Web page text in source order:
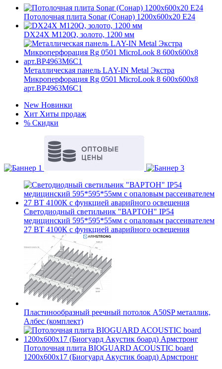
Потолочная плита Sonar (Сонар) 1200x600x20 E24
DX24X M120Q, золото, 1200 мм
Металлическая панель LAY-IN Metal Экстра
Микроперфорация Rg 0501 MicroLook 8 600x600x8
арт.BP4963M6C1
New Новинки
Хит Хиты продаж
% Скидки
Светодиодный светильник "ВАРТОН" IP54
медицинский 595*595*55мм с опаловым рассеивателем
27 ВТ 4100К с функцией аварийного освещения
Пластинообразный реечный потолок A50SP металлик,
Албес (комплект)
Потолочная плита BIOGUARD ACOUSTIC board
1200x600x17 (Биогуард Акустик боард) Армстронг